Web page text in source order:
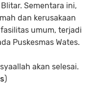
Sementara ini,
dan kerusakaan
umum, terjadi
Puskesmas Wates.
akan selesai.
)